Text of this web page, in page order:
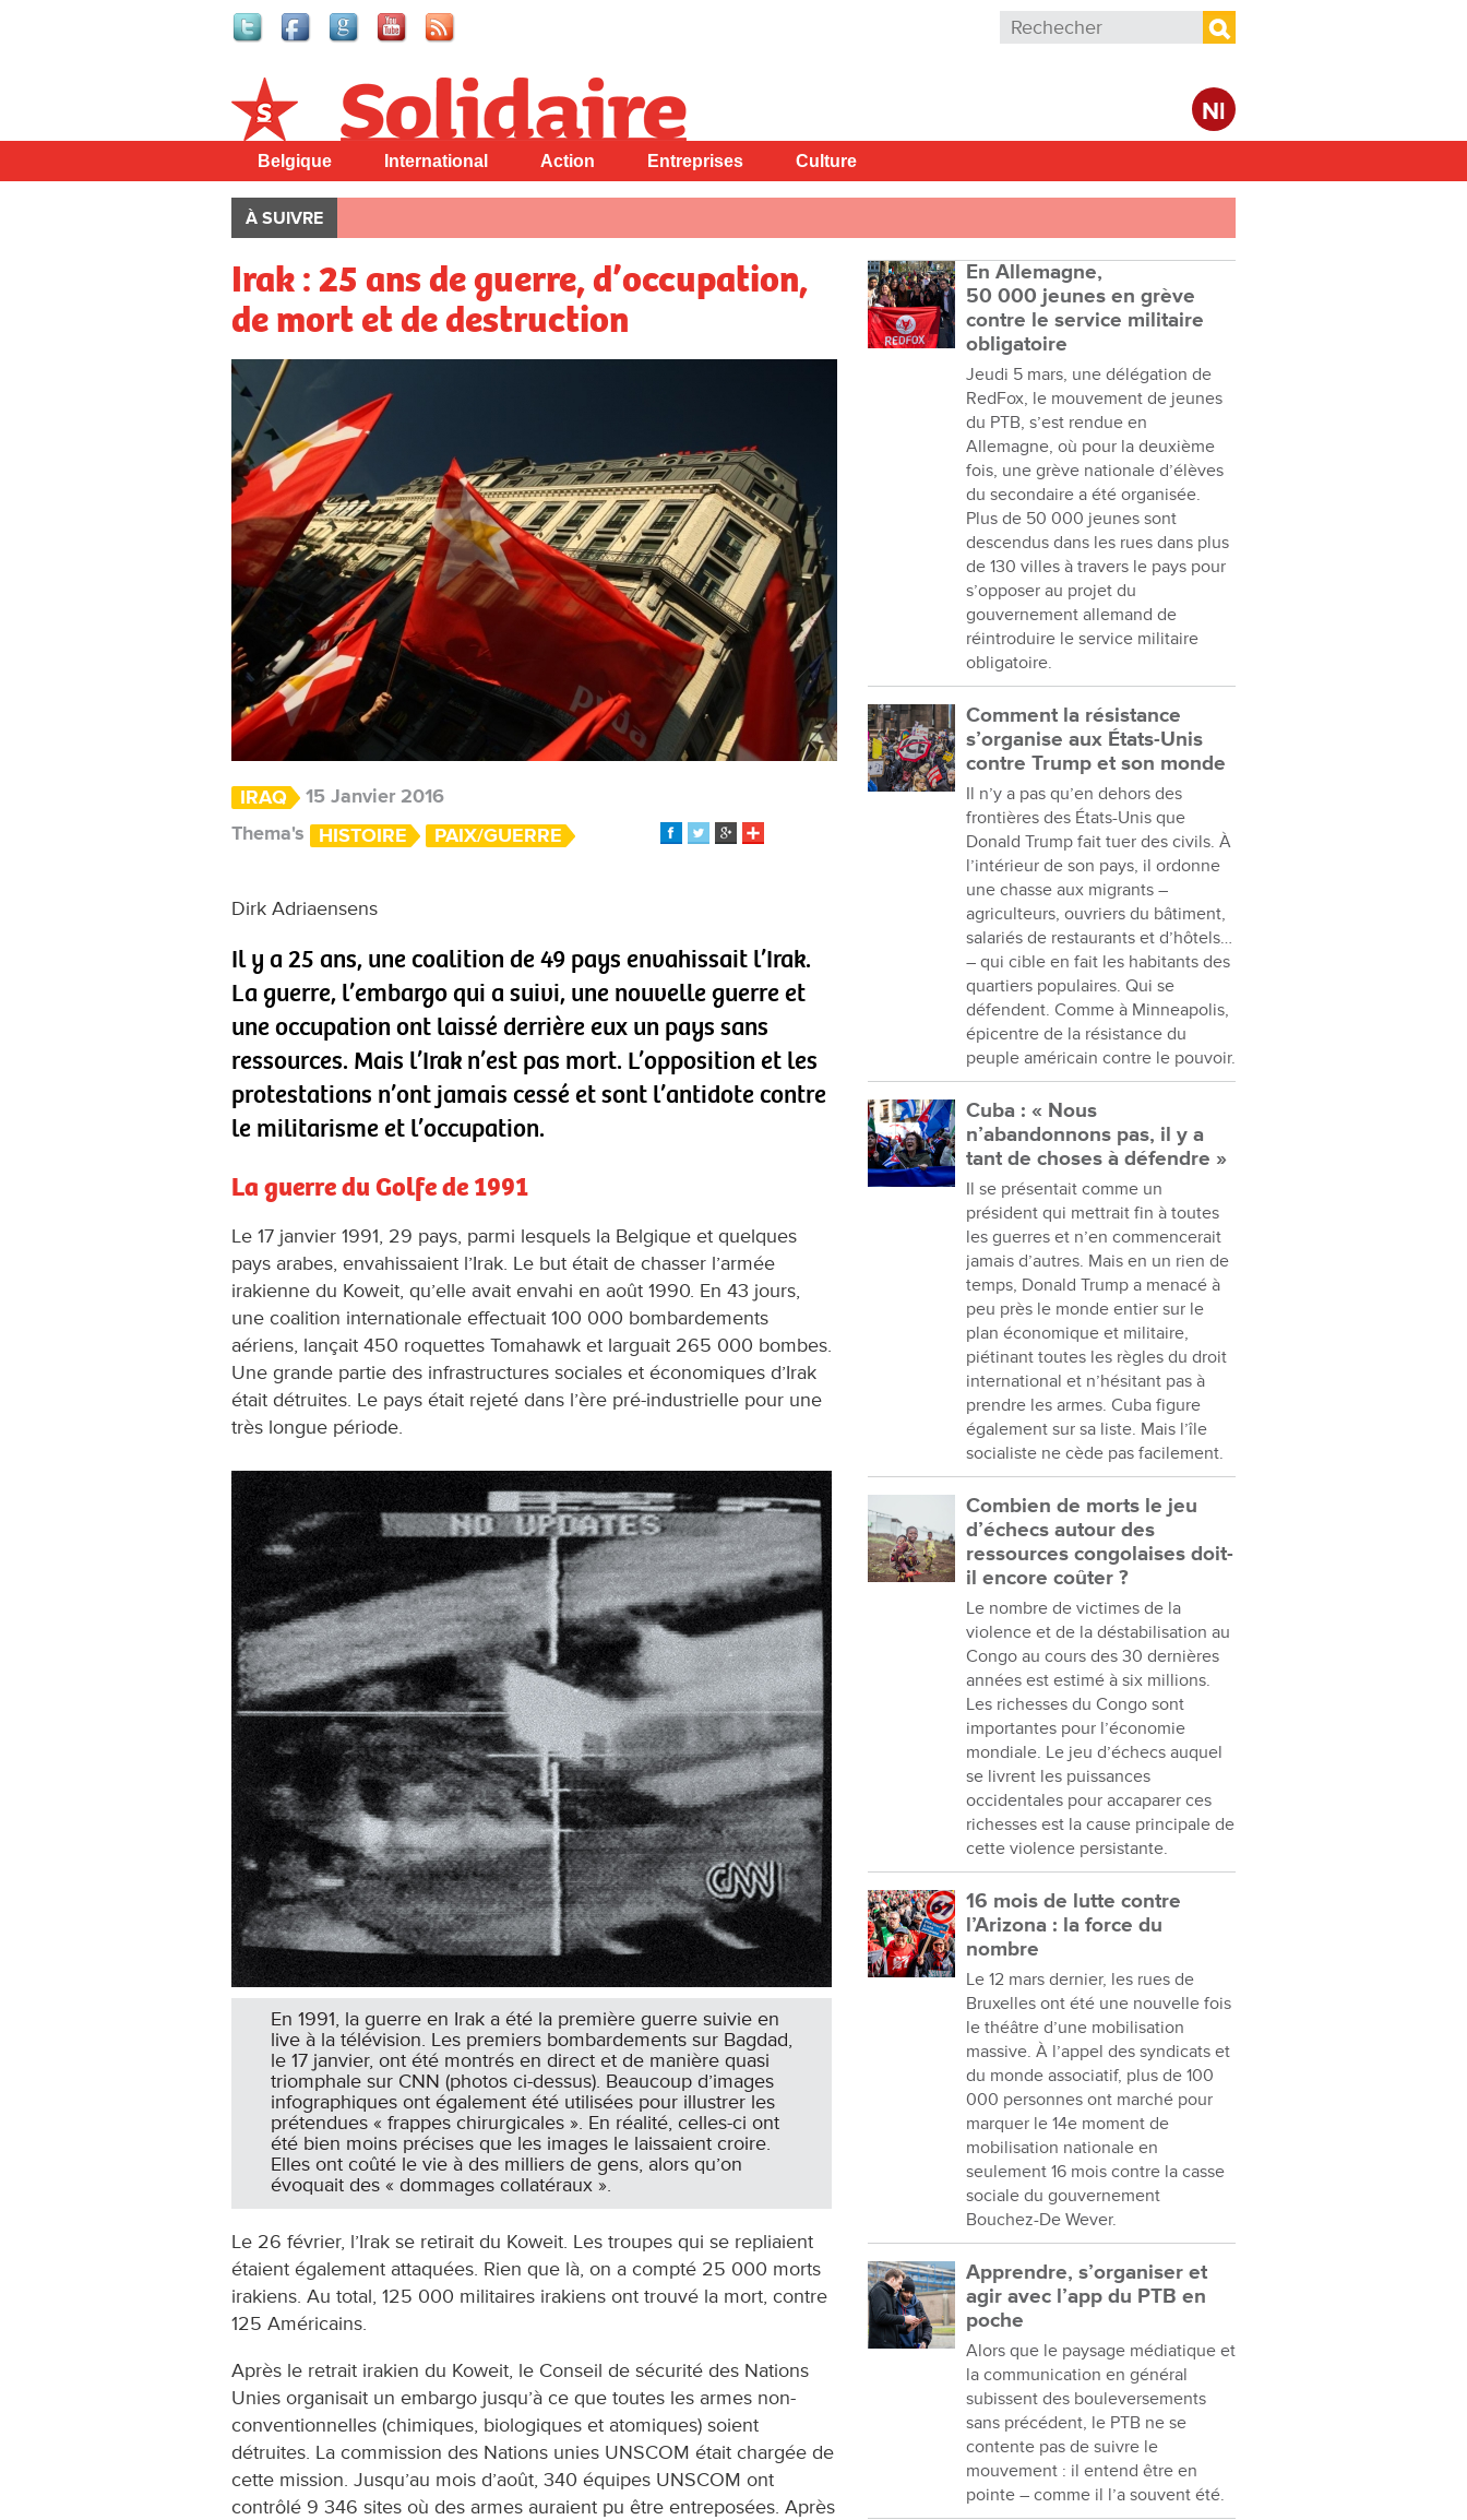
Formulaire de recherche
Rechercher
Nl
Solidaire
Belgique International Action Entreprises Culture
À SUIVRE
Irak : 25 ans de guerre, d’occupation,
de mort et de destruction
IRAQ
15 Janvier 2016
Thema's
HISTOIRE PAIX/GUERRE
Dirk Adriaensens
Il y a 25 ans, une coalition de 49 pays envahissait l’Irak.
La guerre, l’embargo qui a suivi, une nouvelle guerre et
une occupation ont laissé derrière eux un pays sans
ressources. Mais l’Irak n’est pas mort. L’opposition et les
protestations n’ont jamais cessé et sont l’antidote contre
le militarisme et l’occupation.
La guerre du Golfe de 1991
Le 17 janvier 1991, 29 pays, parmi lesquels la Belgique et quelques
pays arabes, envahissaient l’Irak. Le but était de chasser l’armée
irakienne du Koweit, qu’elle avait envahi en août 1990. En 43 jours,
une coalition internationale effectuait 100 000 bombardements
aériens, lançait 450 roquettes Tomahawk et larguait 265 000 bombes.
Une grande partie des infrastructures sociales et économiques d’Irak
était détruites. Le pays était rejeté dans l’ère pré-industrielle pour une
très longue période.
En 1991, la guerre en Irak a été la première guerre suivie en
live à la télévision. Les premiers bombardements sur Bagdad,
le 17 janvier, ont été montrés en direct et de manière quasi
triomphale sur CNN (photos ci-dessus). Beaucoup d’images
infographiques ont également été utilisées pour illustrer les
prétendues « frappes chirurgicales ». En réalité, celles-ci ont
été bien moins précises que les images le laissaient croire.
Elles ont coûté le vie à des milliers de gens, alors qu’on
évoquait des « dommages collatéraux ».
Le 26 février, l’Irak se retirait du Koweit. Les troupes qui se repliaient
étaient également attaquées. Rien que là, on a compté 25 000 morts
irakiens. Au total, 125 000 militaires irakiens ont trouvé la mort, contre
125 Américains.
Après le retrait irakien du Koweit, le Conseil de sécurité des Nations
Unies organisait un embargo jusqu’à ce que toutes les armes non-
conventionnelles (chimiques, biologiques et atomiques) soient
détruites. La commission des Nations unies UNSCOM était chargée de
cette mission. Jusqu’au mois d’août, 340 équipes UNSCOM ont
contrôlé 9 346 sites où des armes auraient pu être entreposées. Après
En Allemagne,
50 000 jeunes en grève
contre le service militaire
obligatoire
Jeudi 5 mars, une délégation de
RedFox, le mouvement de jeunes
du PTB, s’est rendue en
Allemagne, où pour la deuxième
fois, une grève nationale d’élèves
du secondaire a été organisée.
Plus de 50 000 jeunes sont
descendus dans les rues dans plus
de 130 villes à travers le pays pour
s’opposer au projet du
gouvernement allemand de
réintroduire le service militaire
obligatoire.
Comment la résistance
s’organise aux États-Unis
contre Trump et son monde
Il n’y a pas qu’en dehors des
frontières des États-Unis que
Donald Trump fait tuer des civils. À
l’intérieur de son pays, il ordonne
une chasse aux migrants –
agriculteurs, ouvriers du bâtiment,
salariés de restaurants et d’hôtels…
– qui cible en fait les habitants des
quartiers populaires. Qui se
défendent. Comme à Minneapolis,
épicentre de la résistance du
peuple américain contre le pouvoir.
Cuba : « Nous
n’abandonnons pas, il y a
tant de choses à défendre »
Il se présentait comme un
président qui mettrait fin à toutes
les guerres et n’en commencerait
jamais d’autres. Mais en un rien de
temps, Donald Trump a menacé à
peu près le monde entier sur le
plan économique et militaire,
piétinant toutes les règles du droit
international et n’hésitant pas à
prendre les armes. Cuba figure
également sur sa liste. Mais l’île
socialiste ne cède pas facilement.
Combien de morts le jeu
d’échecs autour des
ressources congolaises doit-
il encore coûter ?
Le nombre de victimes de la
violence et de la déstabilisation au
Congo au cours des 30 dernières
années est estimé à six millions.
Les richesses du Congo sont
importantes pour l’économie
mondiale. Le jeu d’échecs auquel
se livrent les puissances
occidentales pour accaparer ces
richesses est la cause principale de
cette violence persistante.
16 mois de lutte contre
l’Arizona : la force du
nombre
Le 12 mars dernier, les rues de
Bruxelles ont été une nouvelle fois
le théâtre d’une mobilisation
massive. À l’appel des syndicats et
du monde associatif, plus de 100
000 personnes ont marché pour
marquer le 14e moment de
mobilisation nationale en
seulement 16 mois contre la casse
sociale du gouvernement
Bouchez-De Wever.
Apprendre, s’organiser et
agir avec l’app du PTB en
poche
Alors que le paysage médiatique et
la communication en général
subissent des bouleversements
sans précédent, le PTB ne se
contente pas de suivre le
mouvement : il entend être en
pointe – comme il l’a souvent été.